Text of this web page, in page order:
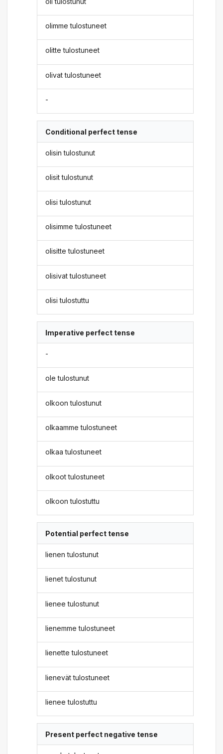
olimme tulostuneet
olitte tulostuneet
olivat tulostuneet
-
Conditional perfect tense
olisin tulostunut
olisit tulostunut
olisi tulostunut
olisimme tulostuneet
olisitte tulostuneet
olisivat tulostuneet
olisi tulostuttu
Imperative perfect tense
-
ole tulostunut
olkoon tulostunut
olkaamme tulostuneet
olkaa tulostuneet
olkoot tulostuneet
olkoon tulostuttu
Potential perfect tense
lienen tulostunut
lienet tulostunut
lienee tulostunut
lienemme tulostuneet
lienette tulostuneet
lienevät tulostuneet
lienee tulostuttu
Present perfect negative tense